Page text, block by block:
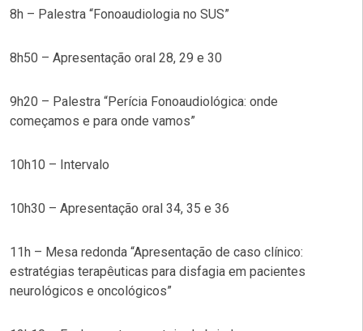
8h – Palestra “Fonoaudiologia no SUS”
8h50 – Apresentação oral 28, 29 e 30
9h20 – Palestra “Perícia Fonoaudiológica: onde
começamos e para onde vamos”
10h10 – Intervalo
10h30 – Apresentação oral 34, 35 e 36
11h – Mesa redonda “Apresentação de caso clínico:
estratégias terapêuticas para disfagia em pacientes
neurológicos e oncológicos”